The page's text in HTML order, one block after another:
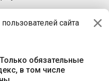
сайта
обязательные
в том числе
БАЙ»
Минск, пр-т Независимости